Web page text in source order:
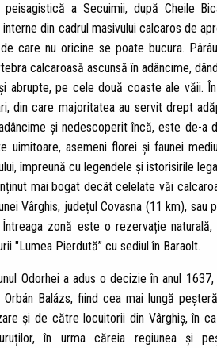
a Secuimii, după Cheile
din cadrul masivului calcaros de
care nu oricine se poate bucura.
calcaroasă ascunsă în adâncime,
abrupte, pe cele două coaste ale văii.
din care majoritatea au servit drept
și nedescoperit încă, este de-a
uimitoare, asemeni florei și faunei
împreună cu legendele și istorisirile
mai bogat decât celelate văi
Vârghis, județul Covasna (11 km), sau
zonă este o rezervație
"Lumea Pierdută” cu sediul în Baraolt.
Odorhei a adus o decizie în anul
Balázs, fiind cea mai lungă
și de către locuitorii din Vârghiș, în
în urma căreia regiunea și